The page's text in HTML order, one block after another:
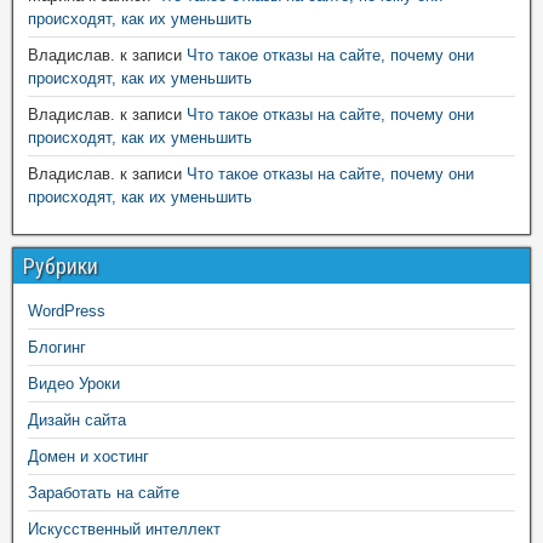
происходят, как их уменьшить
Владислав. к записи Что такое отказы на сайте, почему они
происходят, как их уменьшить
Владислав. к записи Что такое отказы на сайте, почему они
происходят, как их уменьшить
Владислав. к записи Что такое отказы на сайте, почему они
происходят, как их уменьшить
Рубрики
WordPress
Блогинг
Видео Уроки
Дизайн сайта
Домен и хостинг
Заработать на сайте
Искусственный интеллект